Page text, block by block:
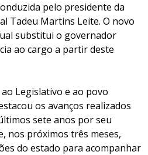
pelo presidente da
Tadeu Martins Leite. O novo
substitui o governador
ao cargo a partir deste
Legislativo e ao povo
os avanços realizados
sete anos por seu
nos próximos três meses,
do estado para acompanhar